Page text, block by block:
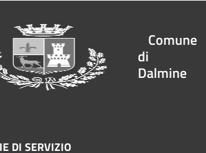
Comune
di
Dalmine
DI SERVIZIO